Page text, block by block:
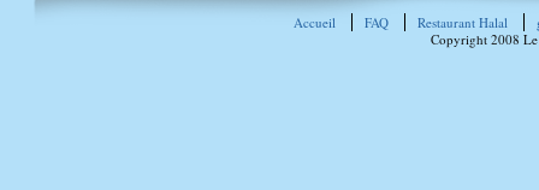
Accueil FAQ Restaurant Halal
Copyright 2008